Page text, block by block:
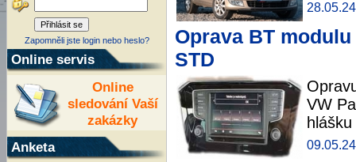
Zapomněli jste login nebo heslo?
Online servis
Online
sledování Vaší
zakázky
Anketa
Oprava BT
STD
VW